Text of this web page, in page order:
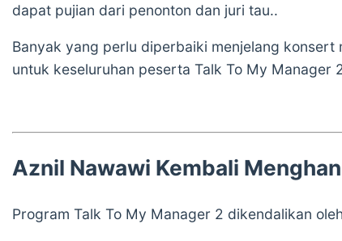
dapat pujian dari penonton dan juri tau..
Banyak yang perlu diperbaiki menjelang
untuk keseluruhan peserta Talk To My
Aznil Nawawi Kembali
Program Talk To My Manager 2 dikendalikan